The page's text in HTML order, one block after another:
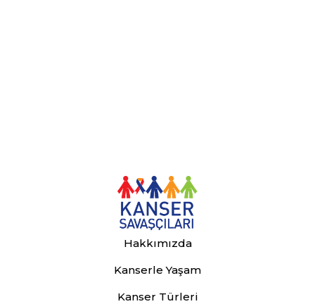
Hakkımızda
Kanserle Yaşam
Kanser Türleri